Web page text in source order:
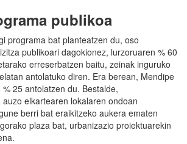
publikoa
programa bat planteatzen du, oso
publikoari dagokionez, lurzoruaren % 60
erreserbatzen baitu, zeinak inguruko
antolatuko diren. Era berean, Mendipe
25 antolatzen du. Bestalde,
elkartearen lokalaren ondoan
berri bat eraikitzeko aukera ematen
plaza bat, urbanizazio proiektuarekin